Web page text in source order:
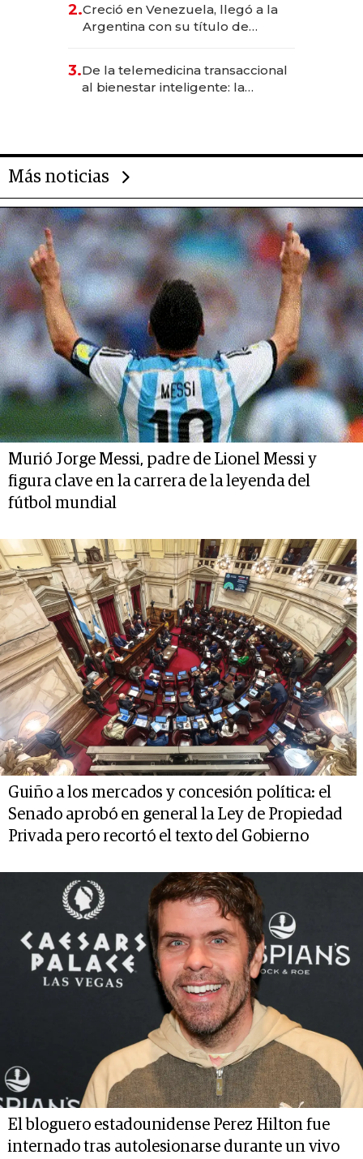
2.Creció en Venezuela, llegó a la
Argentina con su título de
las marcas "fast premium"
3.De la telemedicina transaccional
al bienestar inteligente: la
Más noticias
Murió Jorge Messi, padre de Lionel Messi y
figura clave en la carrera de la leyenda del
fútbol mundial
Guiño a los mercados y concesión política: el
Senado aprobó en general la Ley de Propiedad
Privada pero recortó el texto del Gobierno
El bloguero estadounidense Perez Hilton fue
internado tras autolesionarse durante un vivo